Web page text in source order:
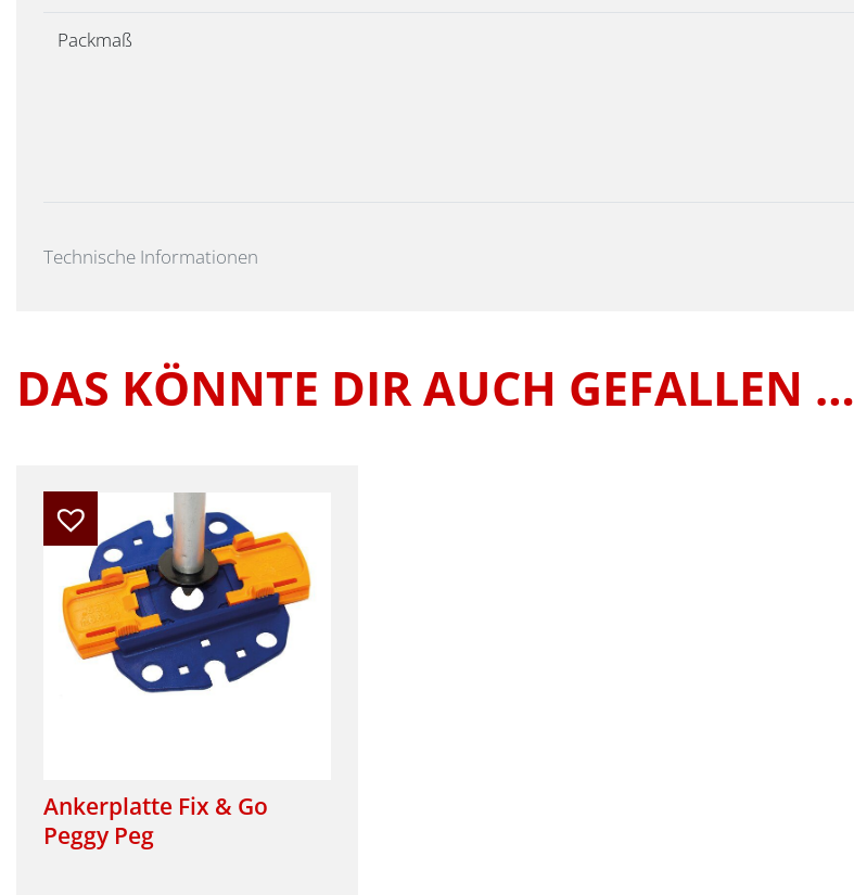
Technische Informationen
Packmaß
DAS KÖNNTE DIR AUCH GEFALLEN …
Ankerplatte Fix & Go
Peggy Peg